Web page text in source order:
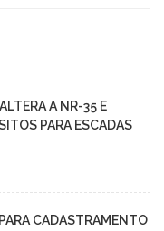
A NR-35 E
PARA ESCADAS
CADASTRAMENTO